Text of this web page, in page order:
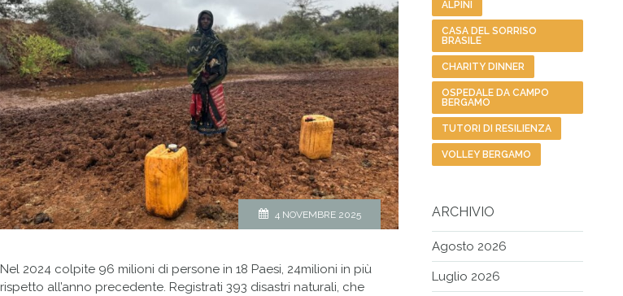
4 NOVEMBRE 2025
Nel 2024 colpite 96 milioni di persone in 18 Paesi, 24milioni in più
rispetto all’anno precedente. Registrati 393 disastri naturali, che
ALPINI
CASA DEL SORRISO
BRASILE
CHARITY DINNER
OSPEDALE DA CAMPO
BERGAMO
TUTORI DI RESILIENZA
VOLLEY BERGAMO
ARCHIVIO
Agosto 2026
Luglio 2026